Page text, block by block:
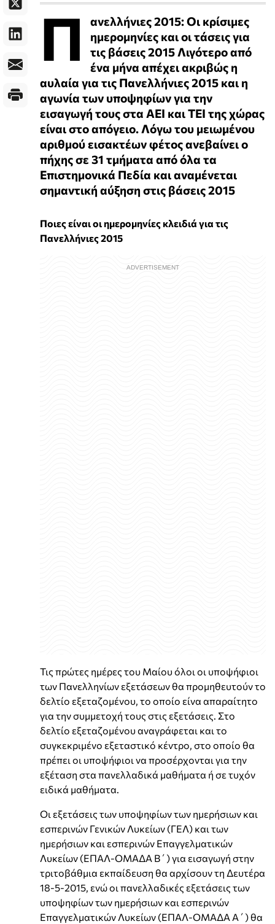
Π
ανελλήνιες 2015: Οι κρίσιμες
ημερομηνίες και οι τάσεις για
τις βάσεις 2015 Λιγότερο από
ένα μήνα απέχει ακριβώς η
αυλαία για τις Πανελλήνιες 2015 και η
αγωνία των υποψηφίων για την
εισαγωγή τους στα ΑΕΙ και ΤΕΙ της χώρας
είναι στο απόγειο. Λόγω του μειωμένου
αριθμού εισακτέων φέτος ανεβαίνει ο
πήχης σε 31 τµήµατα από όλα τα
Επιστηµονικά Πεδία και αναμένεται
σημαντική αύξηση στις βάσεις 2015
Ποιες είναι οι ημερομηνίες κλειδιά για τις
Πανελλήνιες 2015
Τις πρώτες ημέρες του Μαίου όλοι οι υποψήφιοι
των Πανελληνίων εξετάσεων θα προμηθευτούν το
δελτίο εξεταζομένου, το οποίο είνα απαραίτητο
για την συμμετοχή τους στις εξετάσεις. Στο
δελτίο εξεταζομένου αναγράφεται και το
συγκεκριμένο εξεταστικό κέντρο, στο οποίο θα
πρέπει οι υποψήφιοι να προσέρχονται για την
εξέταση στα πανελλαδικά μαθήματα ή σε τυχόν
ειδικά μαθήματα.
Οι εξετάσεις των υποψηφίων των ημερήσιων και
εσπερινών Γενικών Λυκείων (ΓΕΛ) και των
ημερήσιων και εσπερινών Επαγγελματικών
Λυκείων (ΕΠΑΛ-ΟΜΑΔΑ Β΄) για εισαγωγή στην
τριτοβάθμια εκπαίδευση θα αρχίσουν τη Δευτέρα
18-5-2015, ενώ οι πανελλαδικές εξετάσεις των
υποψηφίων των ημερήσιων και εσπερινών
Επαγγελματικών Λυκείων (ΕΠΑΛ-ΟΜΑΔΑ Α΄) θα